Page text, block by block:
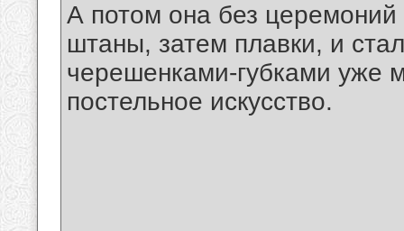
А потом она без церемоний
штаны, затем плавки, и
черешенками-губками уже
постельное искусство.